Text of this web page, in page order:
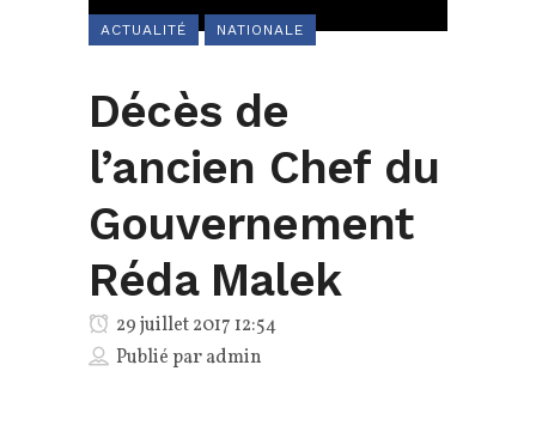
ACTUALITÉ NATIONALE
Décès de
l’ancien Chef du
Gouvernement
Réda Malek
29 juillet 2017 12:54
Publié paradmin